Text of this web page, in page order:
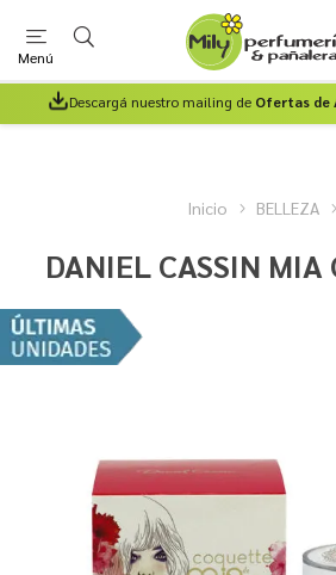
Menú
Descargá nuestro mailing de Ofertas de
Inicio BELLEZA
DANIEL CASSIN MIA